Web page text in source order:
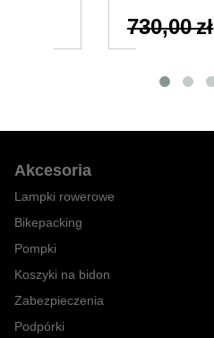
730,00 zł
Akcesoria
Lampki rowerowe
Bikepacking
Pompki
Koszyki na bidon
Zabezpieczenia
Podpórki